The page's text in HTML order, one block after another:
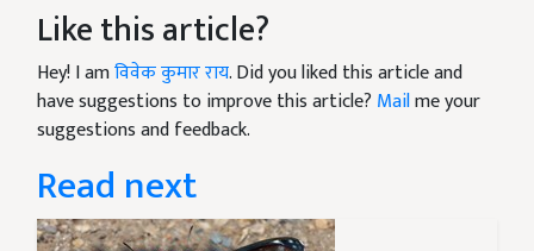
Like this article?
Hey! I amविवेक कुमार राय. Did you liked this article and
have suggestions to improve this article? Mailme your
suggestions and feedback.
Read next